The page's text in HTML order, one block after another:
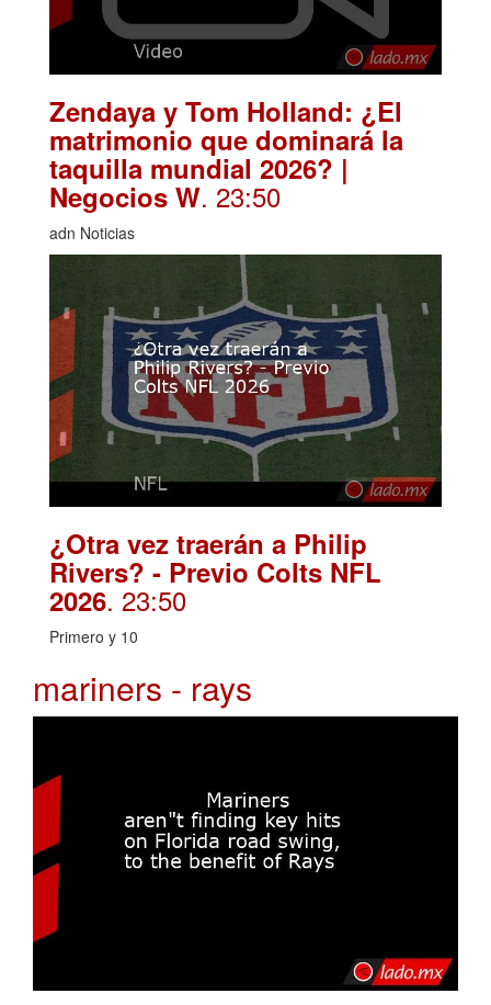
Zendaya y Tom Holland: ¿El
matrimonio que dominará la
taquilla mundial 2026? |
Negocios W. 23:50
adn Noticias
¿Otra vez traerán a Philip
Rivers? - Previo Colts NFL
2026. 23:50
Primero y 10
mariners - rays